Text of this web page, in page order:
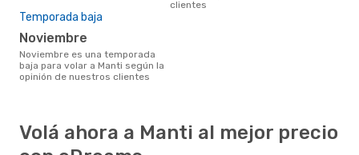
clientes
Temporada baja
noviembre
noviembre es una temporada
baja para volar a Manti según la
opinión de nuestros clientes
Volá ahora a Manti al mejor precio